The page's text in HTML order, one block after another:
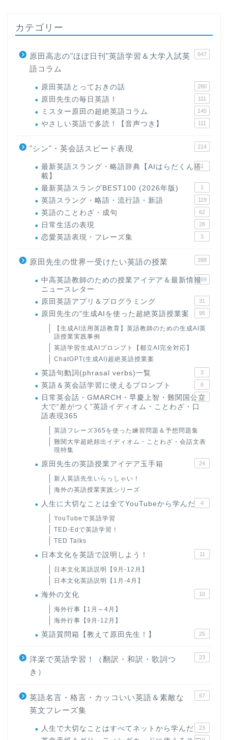
カテゴリー
原田高志の"ほぼ日刊"英語学習＆大学入試英
語コラム
647
原田英語とっておきの話 280
原田先生の毎日英語！ 111
ミスター原田の超絶英語コラム 145
やさしい英語で多読！【音声つき】 111
"シン"・英会話スピード表現 214
最新英語スラング・略語辞典【AIはらだくん搭
載】
1
最新英語スラングBEST100 (2026年版) 1
英語スラング・略語・流行語・新語 119
英語のことわざ・成句 62
日常生活の表現 28
恋愛英語表現・フレーズ集 3
原田先生の世界一受けたい英語の授業 398
中高英語教師のための授業アイデア＆最新情報
ニュースレター
169
原田英語アプリ＆プログラミング 31
原田先生の"生成AIを使った超絶英語授業案 95
【生成AI活用英語教育】英語教師のための生成AI英
語授業実践事例
英語学習生成AIプロンプト【都立AI完全対応】
ChatGPT(生成AI)超絶英語授業案
英語句動詞(phrasal verbs)一覧 3
英語＆英会話学習に使えるプロンプト 6
日常英会話・GMARCH・早慶上智・難関国公立
大で“差がつく”英語イディオム・ことわざ・口
語表現365
22
英語フレーズ365を使った練習問題＆予想問題集
難関大学超絶頻出イディオム・ことわざ・会話文表
現特集
原田先生の英語授業アイデア玉手箱 24
新人英語先生いらっしゃい！
海外の英語授業実践シリーズ
人生に大切なことは全てYouTubeから学んだ 4
YouTubeで英語学習
TED-Edで英語学習！
TED Talks
日本文化を英語で説明しよう！ 11
日本文化英語説明【9月-12月】
日本文化英語説明【1月-4月】
海外の文化 10
海外行事【1月～4月】
海外行事【9月-12月】
英語質問箱【教えて原田先生！】 25
洋楽で英語学習！（翻訳・和訳・歌詞つ
き）
23
英語名言・格言・カッコいい英語＆素敵な
英文フレーズ集
67
人生で大切なことはすべてネットから学んだ 23